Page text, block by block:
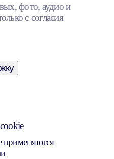
фото, аудио и
с согласия
применяются